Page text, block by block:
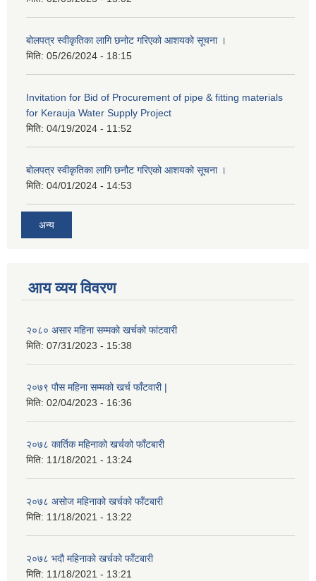
बोलपत्र स्वीकृतिका लागि छनोट गरिएको आशयको सूचना ।
मिति: 05/26/2024 - 18:15
Invitation for Bid of Procurement of pipe & fitting materials
for Kerauja Water Supply Project
मिति: 04/19/2024 - 11:52
बोलपत्र स्वीकृतिका लागि छनौट गरिएको आशयको सूचना ।
मिति: 04/01/2024 - 14:53
अन्य
आय व्यय विवरण
२०८० असार महिना सम्मको खर्चको फांटवारी
मिति: 07/31/2023 - 15:38
२०७९ पौस महिना सम्मको खर्च फाँटवारी |
मिति: 02/04/2023 - 16:36
२०७८ कार्तिक महिनाको खर्चको फाँटबारी
मिति: 11/18/2021 - 13:24
२०७८ असोज महिनाको खर्चको फाँटबारी
मिति: 11/18/2021 - 13:22
२०७८ भदौ महिनाको खर्चको फाँटबारी
मिति: 11/18/2021 - 13:21